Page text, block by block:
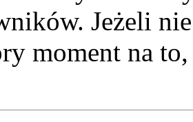
Jeżeli
moment na